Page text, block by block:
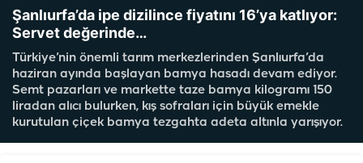
Şanlıurfa’da ipe dizilince fiyatını 16’ya katlıyor:
Servet değerinde…
Türkiye’nin önemli tarım merkezlerinden Şanlıurfa’da
haziran ayında başlayan bamya hasadı devam ediyor.
Semt pazarları ve markette taze bamya kilogramı 150
liradan alıcı bulurken, kış sofraları için büyük emekle
kurutulan çiçek bamya tezgahta adeta altınla yarışıyor.